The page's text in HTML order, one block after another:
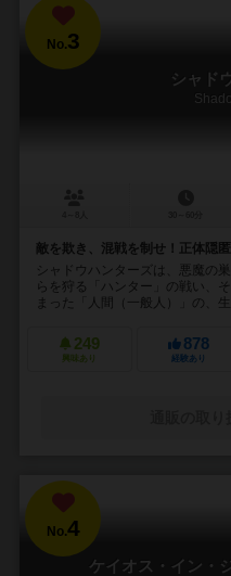
No.3
シャド
敵を欺き、混戦を制せ！正体隠
シャドウハンターズは、悪魔の
らを狩る「ハンター」の戦い、
まった「人間（一般人）」の、
249
興味あり
878
経験あり
No.4
ケイオス・イン・